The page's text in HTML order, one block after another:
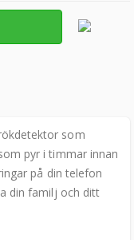
som
pyr i timmar innan
på din telefon
din familj och ditt